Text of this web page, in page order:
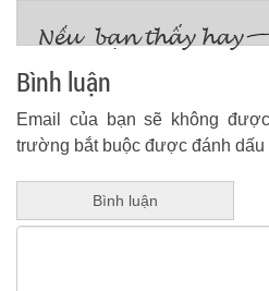
Bình luận
Email của bạn sẽ không
trường bắt buộc được đánh dấu
Bình luận